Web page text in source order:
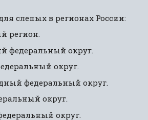
слепых в регионах России:
регион.
федеральный округ.
округ.
федеральный округ.
округ.
округ.